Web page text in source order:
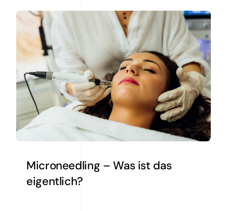
Microneedling – Was ist das
eigentlich?